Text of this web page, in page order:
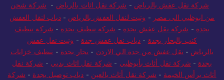
شركة نقل عفش بالرياض - شركة نقل اثاث بالرياض - شركة شحن
من ابوظبي الى مصر - ونيت لنقل العفش بالرياض -دباب لنقل العفش
بجدة - شركة نقل عفش بجدة - شركة تنظيف بجدة - شركة تنظيف
كنب بالبخار بجدة - دباب نقل عفش جدة - ونيت نقل عفش
بالرياض - نقل عفش من جدة الي الاردن - نجار بجدة - تنظيف خزانات
بجدة - شركة نقل أثاث بأبوظبي - شركة نقل اثاث بدبي - شركة نقل
أثاث برأس الخيمة - شركة نقل أثاث بالعين - دباب توصيل بجدة - شركة